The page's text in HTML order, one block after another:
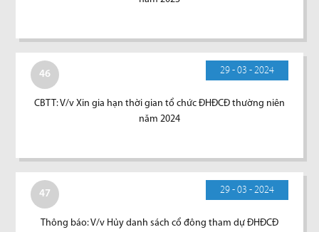
46 29 - 03 - 2024
CBTT: V/v Xin gia hạn thời gian tổ chức ĐHĐCĐ thường niên
năm 2024
47 29 - 03 - 2024
Thông báo: V/v Hủy danh sách cổ đông tham dự ĐHĐCĐ